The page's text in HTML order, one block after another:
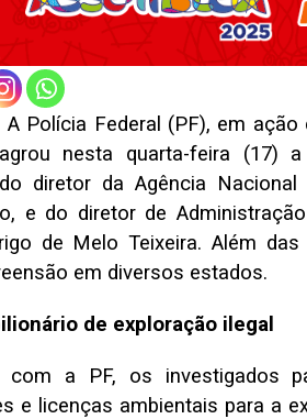
A Polícia Federal (PF), em
nesta quarta-feira (17)
diretor da Agência
e do diretor de
de Melo Teixeira. Além
em diversos estados.
de exploração ilegal
com a PF, os investigados
e licenças ambientais para a